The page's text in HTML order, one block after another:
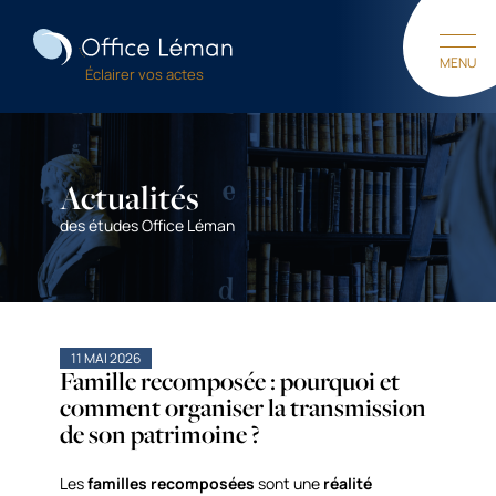
Éclairer vos actes
MENU
Actualités
des études Office Léman
11 MAI 2026
Famille recomposée : pourquoi et
comment organiser la transmission
de son patrimoine ?
Lesfamilles recomposées sont une réalité